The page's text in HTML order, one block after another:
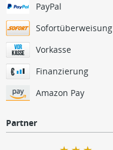
PayPal
Sofortüberweisung
Vorkasse
Finanzierung
Amazon Pay
Partner